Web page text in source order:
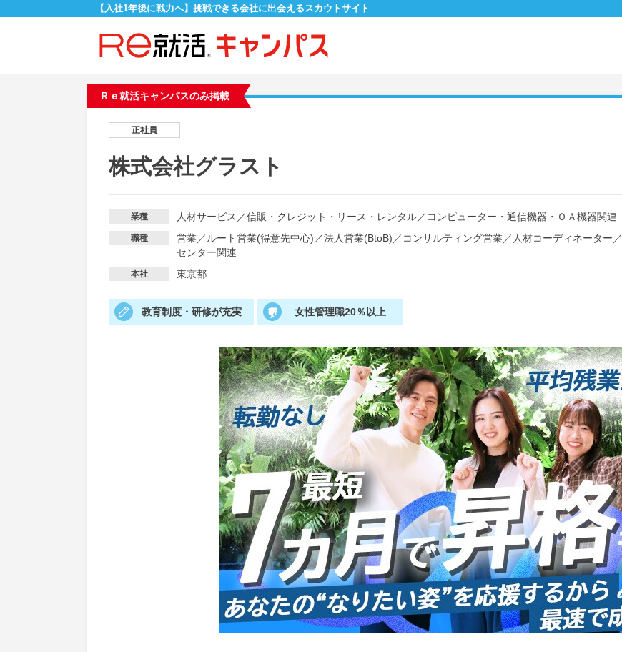
【入社1年後に戦力へ】挑戦できる会社に出会えるスカウトサイト
Ｒｅ就活キャンパスのみ掲載
正社員
株式会社グラスト
業種 人材サービス ／信販・クレジット・リース・レンタル／ コンピューター・通信機器・ＯＡ機器関連
職種 営業／ ルート営業(得意先中心) ／法人営業(BtoB) ／ コンサルティング営業／ 人材コーディネーター ／
センター関連
本社 東京都
教育制度・研修が充実 女性管理職20％以上